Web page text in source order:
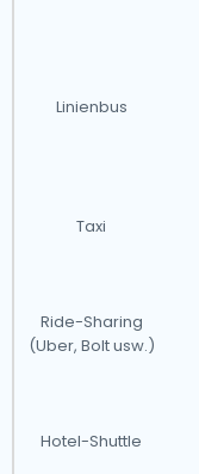
Linienbus
Taxi
Ride-Sharing
(Uber, Bolt usw.)
Hotel-Shuttle